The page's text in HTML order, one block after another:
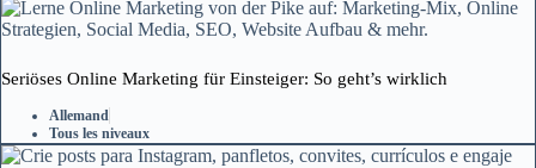
Seriöses Online Marketing für Einsteiger: So geht’s wirklich
Allemand
Tous les niveaux